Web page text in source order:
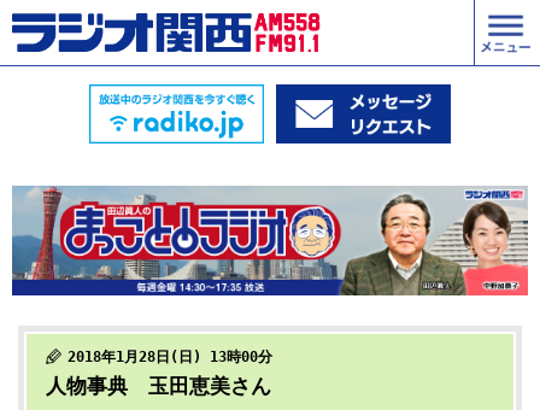
2018年1月28日(日) 13時00分
人物事典 玉田恵美さん